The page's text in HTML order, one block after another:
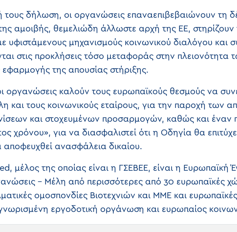
τους δήλωση, οι οργανώσεις επαναεπιβεβαιώνουν τη
αμοιβής, θεμελιώδη άλλωστε αρχή της ΕΕ, στηρίζουν
υφιστάμενους μηχανισμούς κοινωνικού διαλόγου και
στις προκλήσεις τόσο μεταφοράς στην
εφαρμογής της απουσίας στήριξης.
οργανώσεις καλούν τους ευρωπαϊκούς θεσμούς να
και τους κοινωνικούς εταίρους, για την παροχή των
και στοχευμένων προσαρμογών, καθώς και έναν
χρόνου», για να διασφαλιστεί ότι η Οδηγία θα
αποφευχθεί ανασφάλεια δικαίου.
μέλος της οποίας είναι η ΓΣΕΒΕΕ, είναι η
– Μέλη από περισσότερες από 30 ευρωπαϊκές
ομοσπονδίες Βιοτεχνιών και ΜΜΕ και
εργοδοτική οργάνωση και ευρωπαίος